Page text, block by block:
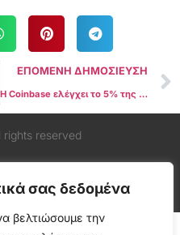
σας δεδομένα
βελτιώσουμε την
ΕΠΟΜΕΝΗ ΔΗΜΟΣΙΕΥΣΗ
Η Coinbase ελέγχει το 5% της συνολικής προσφοράς Bitcoin: Δεδομένα
reserved